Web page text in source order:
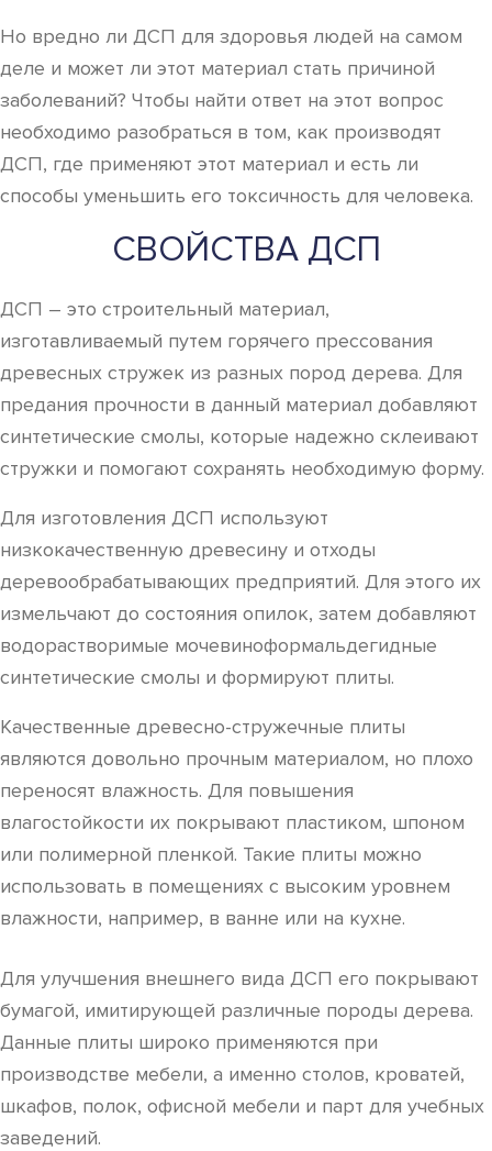
Но вредно ли ДСП для здоровья людей на самом
деле и может ли этот материал стать причиной
заболеваний? Чтобы найти ответ на этот вопрос
необходимо разобраться в том, как производят
ДСП, где применяют этот материал и есть ли
способы уменьшить его токсичность для человека.
СВОЙСТВА ДСП
ДСП – это строительный материал,
изготавливаемый путем горячего прессования
древесных стружек из разных пород дерева. Для
предания прочности в данный материал добавляют
синтетические смолы, которые надежно склеивают
стружки и помогают сохранять необходимую форму.
Для изготовления ДСП используют
низкокачественную древесину и отходы
деревообрабатывающих предприятий. Для этого их
измельчают до состояния опилок, затем добавляют
водорастворимые мочевиноформальдегидные
синтетические смолы и формируют плиты.
Качественные древесно-стружечные плиты
являются довольно прочным материалом, но плохо
переносят влажность. Для повышения
влагостойкости их покрывают пластиком, шпоном
или полимерной пленкой. Такие плиты можно
использовать в помещениях с высоким уровнем
влажности, например, в ванне или на кухне.
Для улучшения внешнего вида ДСП его покрывают
бумагой, имитирующей различные породы дерева.
Данные плиты широко применяются при
производстве мебели, а именно столов, кроватей,
шкафов, полок, офисной мебели и парт для учебных
заведений.